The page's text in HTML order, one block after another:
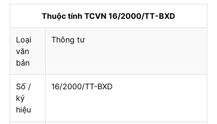
Thuộc tính TCVN 16/2000/TT-BXD
Loại
văn
bản
Thông tư
Số /
ký
hiệu
16/2000/TT-BXD